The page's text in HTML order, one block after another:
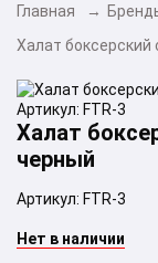
Главная →
Халат
Артикул: FTR-3
Халат
черный
Артикул: FTR-3
Нет в наличии